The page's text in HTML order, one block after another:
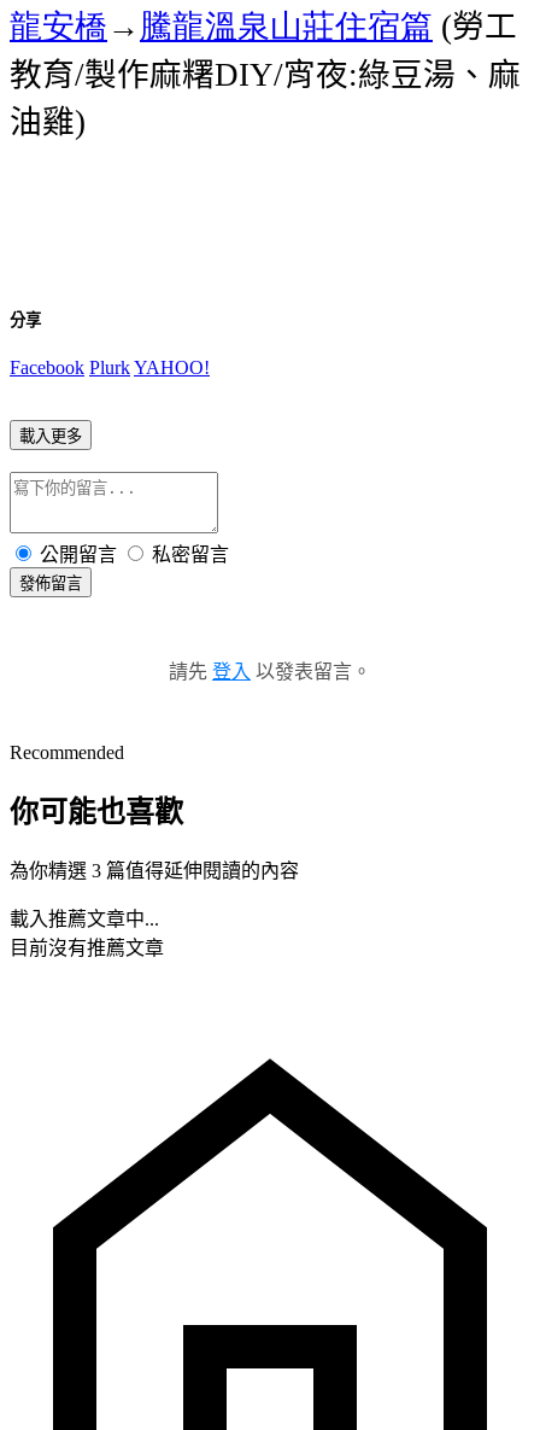
龍安橋→騰龍溫泉山莊住宿篇 (勞工
教育/製作麻糬DIY/宵夜:綠豆湯、麻
油雞)
分享
Facebook PlurkYAHOO!
載入更多
公開留言 私密留言
發佈留言
請先 登入 以發表留言。
Recommended
你可能也喜歡
為你精選 3 篇值得延伸閱讀的內容
載入推薦文章中...
目前沒有推薦文章